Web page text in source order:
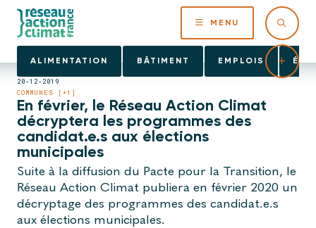
MENU
ALIMENTATION BÂTIMENT EMPLOIS
20-12-2019
COMMUNES [+1]
En février, le Réseau Action Climat
décryptera les programmes des
candidat.e.s aux élections
municipales
Suite à la diffusion du Pacte pour la Transition, le
Réseau Action Climat publiera en février 2020 un
décryptage des programmes des candidat.e.s
aux élections municipales.